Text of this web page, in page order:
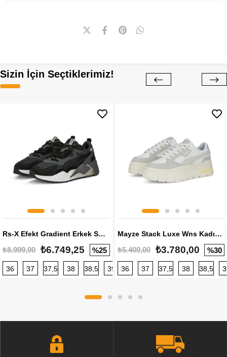
Sizin İçin Seçtiklerimiz!
Rs-X Efekt Gradient Erkek Sneaker
₺8.999,00 ₺6.749,25 %25
36 37 37,5 38 38,5 39 40 40,5 41 42 42,5
Mayze Stack Luxe Wns Kadın Sneaker
₺5.400,00 ₺3.780,00 %30
36 37 37,5 38 38,5